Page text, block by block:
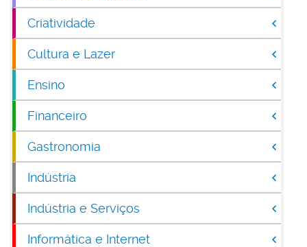
Criatividade
Cultura e Lazer
Ensino
Financeiro
Gastronomia
Indústria
Indústria e Serviços
Informática e Internet